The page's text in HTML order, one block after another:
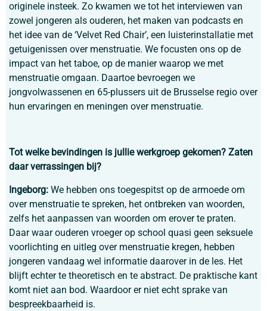
originele insteek. Zo kwamen we tot het interviewen van
zowel jongeren als ouderen, het maken van podcasts en
het idee van de ‘Velvet Red Chair’, een luisterinstallatie met
getuigenissen over menstruatie. We focusten ons op de
impact van het taboe, op de manier waarop we met
menstruatie omgaan. Daartoe bevroegen we
jongvolwassenen en 65-plussers uit de Brusselse regio over
hun ervaringen en meningen over menstruatie.
Tot welke bevindingen is jullie werkgroep gekomen? Zaten
daar verrassingen bij?
Ingeborg: We hebben ons toegespitst op de armoede om
over menstruatie te spreken, het ontbreken van woorden,
zelfs het aanpassen van woorden om erover te praten.
Daar waar ouderen vroeger op school quasi geen seksuele
voorlichting en uitleg over menstruatie kregen, hebben
jongeren vandaag wel informatie daarover in de les. Het
blijft echter te theoretisch en te abstract. De praktische kant
komt niet aan bod. Waardoor er niet echt sprake van
bespreekbaarheid is.